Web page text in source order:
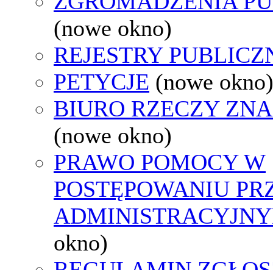
(nowe okno)
REJESTRY
PETYCJE (nowe okno)
BIURO RZECZY
(nowe okno)
PRAWO POMOCY W
POSTĘPOWANIU
okno)